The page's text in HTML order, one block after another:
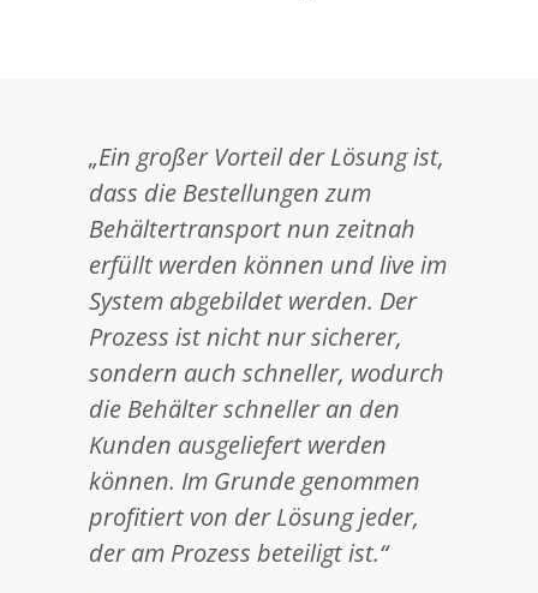
„Ein großer Vorteil der Lösung ist,
dass die Bestellungen zum
Behältertransport nun zeitnah
erfüllt werden können und live im
System abgebildet werden. Der
Prozess ist nicht nur sicherer,
sondern auch schneller, wodurch
die Behälter schneller an den
Kunden ausgeliefert werden
können. Im Grunde genommen
profitiert von der Lösung jeder,
der am Prozess beteiligt ist.“